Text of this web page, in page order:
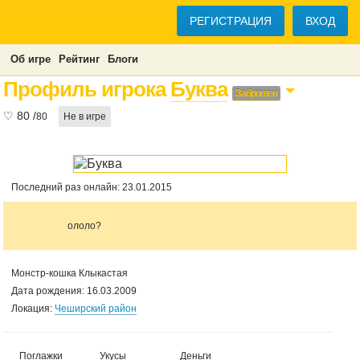
РЕГИСТРАЦИЯ ВХОД
Об игре Рейтинг Блоги
Профиль игрокаБуква Заброшен
♡80 /80 Не в игре
Последний раз онлайн: 23.01.2015
ололо?
Монстр-кошка Клыкастая
Дата рождения: 16.03.2009
Локация: Чеширский район
Поглажки Укусы Деньги